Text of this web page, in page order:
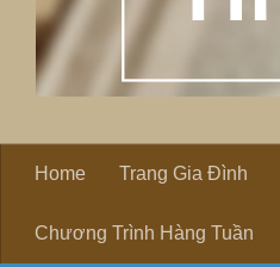
Home Trang Gia Đình
Chương Trình Hàng Tuần